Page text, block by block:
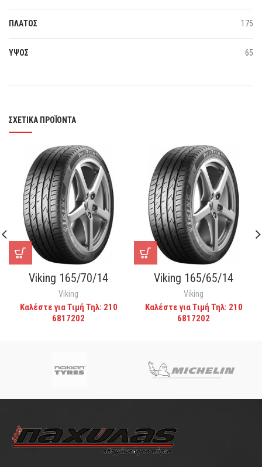
ΠΛΑΤΟΣ 175
ΥΨΟΣ 65
ΣΧΕΤΙΚΆ ΠΡΟΪΌΝΤΑ
Viking 165/70/14
Viking
Καλέστε για Τιμή Τηλ: 210
6817202
Viking 165/65/14
Viking
Καλέστε για Τιμή Τηλ: 210
6817202